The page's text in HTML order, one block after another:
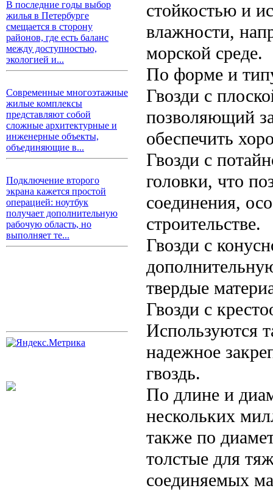
В последние годы выбор
жилья в Петербурге
смещается в сторону
районов, где есть баланс
между доступностью,
экологией и...
Современные многоэтажные
жилые комплексы
представляют собой
сложные архитектурные и
инженерные объекты,
объединяющие в...
Подключение второго
экрана кажется простой
операцией: ноутбук
получает дополнительную
рабочую область, но
выполняет те...
стойкостью и
влажности,
морской среде.
По форме и
Гвозди с
позволяющий
обеспечить
Гвозди с
головки, что
соединения,
строительстве.
Гвозди с
твердые
Гвозди с
Используются
надежное
гвоздь.
По длине и
нескольких
также по
толстые для
соединяемых